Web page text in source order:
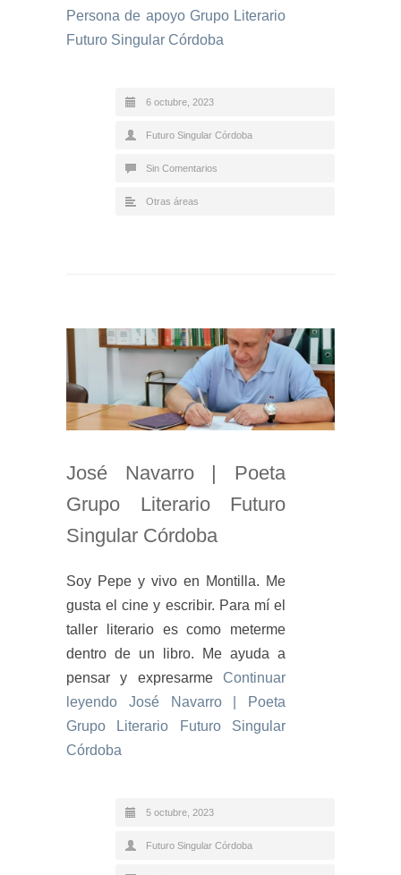
Persona de apoyo Grupo Literario
Futuro Singular Córdoba
6 octubre, 2023
Futuro Singular Córdoba
Sin Comentarios
Otras áreas
José Navarro | Poeta
Grupo Literario Futuro
Singular Córdoba
Soy Pepe y vivo en Montilla. Me
gusta el cine y escribir. Para mí el
taller literario es como meterme
dentro de un libro. Me ayuda a
pensar y expresarme Continuar
leyendo José Navarro | Poeta
Grupo Literario Futuro Singular
Córdoba
5 octubre, 2023
Futuro Singular Córdoba